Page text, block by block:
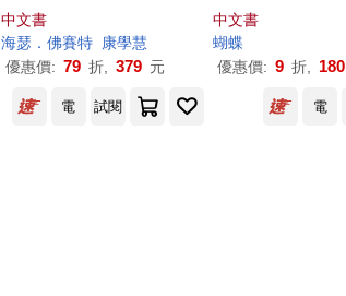
中文書
海瑟．佛賽特
康學慧
優惠價: 79 折, 379 元
中文書
蝴蝶
優惠價: 9 折, 180
電 試閱 電